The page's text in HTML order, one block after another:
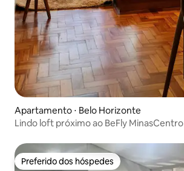
Apartamento ⋅ Belo Horizonte
Lindo loft próximo ao BeFly MinasCentro
Preferido dos hóspedes
Preferido dos hóspedes